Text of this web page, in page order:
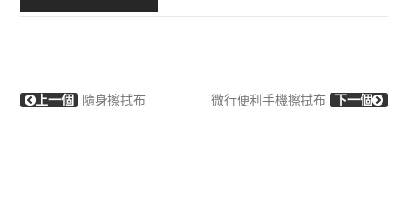
上一個 隨身擦拭布 微行便利手機擦拭布 下一個